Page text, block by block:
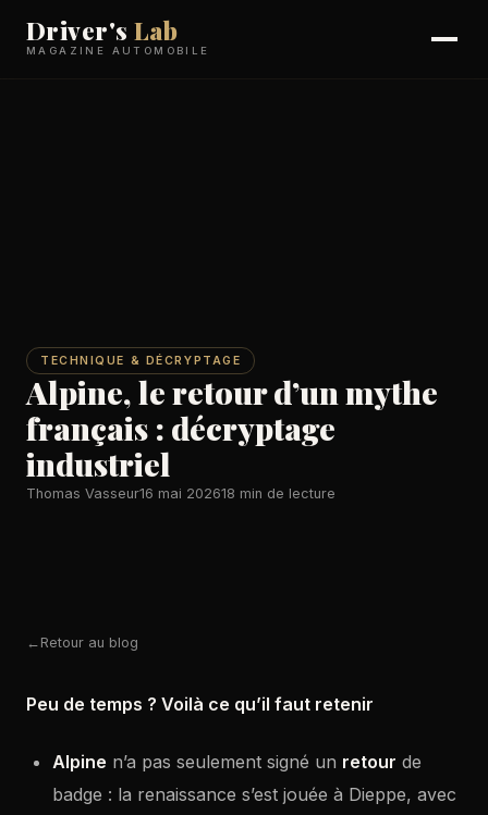
Driver'sLab
MAGAZINE AUTOMOBILE
TECHNIQUE & DÉCRYPTAGE
Alpine, le retour d’un mythe
français : décryptage
industriel
Thomas Vasseur16 mai 202618 min de lecture
Retour au blog
Peu de temps ? Voilà ce qu’il faut retenir
Alpine n’a pas seulement signé un retour de
badge : la renaissance s’est jouée à Dieppe, avec